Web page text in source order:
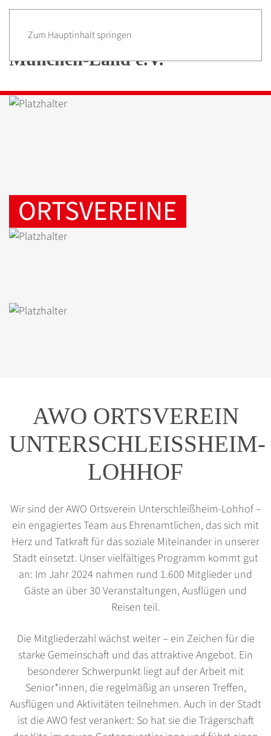
Zum Hauptinhalt springen
ORTSVEREINE
AWO ORTSVEREIN
UNTERSCHLEISSHEIM-L
OHHOF
Wir sind der AWO Ortsverein Unterschleißheim-Lohhof –
ein engagiertes Team aus Ehrenamtlichen, das sich mit
Herz und Tatkraft für das soziale Miteinander in unserer
Stadt einsetzt. Unser vielfältiges Programm kommt gut
an: Im Jahr 2024 nahmen rund 1.600 Mitglieder und
Gäste an über 30 Veranstaltungen, Ausflügen und
Reisen teil.
Die Mitgliederzahl wächst weiter – ein Zeichen für die
starke Gemeinschaft und das attraktive Angebot. Ein
besonderer Schwerpunkt liegt auf der Arbeit mit
Senior*innen, die regelmäßig an unseren Treffen,
Ausflügen und Aktivitäten teilnehmen. Auch in der Stadt
ist die AWO fest verankert: So hat sie die Trägerschaft